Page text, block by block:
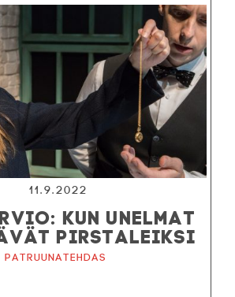
11.9.2022
KUN UNELMAT
PIRSTALEIKSI
Patruunatehdas